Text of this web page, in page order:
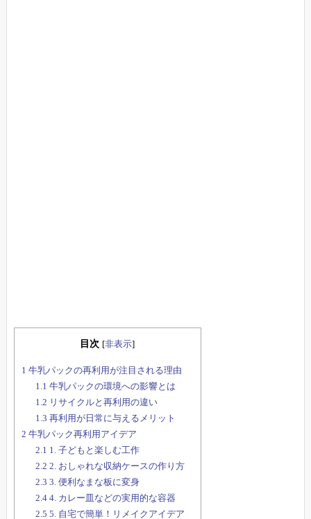
目次 [非表示]
1 牛乳パックの再利用が注目される理由
1.1 牛乳パックの環境への影響とは
1.2 リサイクルと再利用の違い
1.3 再利用が日常に与えるメリット
2 牛乳パック再利用アイデア
2.1 1. 子どもと楽しむ工作
2.2 2. おしゃれな収納ケースの作り方
2.3 3. 便利なまな板に変身
2.44. カレー皿などの実用的な容器
2.5 5. 自宅で簡単！リメイクアイデア